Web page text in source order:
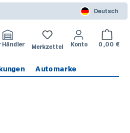
Deutsch
Händler Merkzettel Konto 0,00 €
Automarke